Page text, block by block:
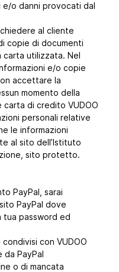
o danni provocati dal
al cliente
copie di documenti
utilizzata. Nel
e/o copie
accettare la
momento della
di credito VUDOO
personali relative
le informazioni
al sito dell’Istituto
sito protetto.
PayPal, sarai
PayPal dove
tua password ed
con VUDOO
PayPal
o di mancata